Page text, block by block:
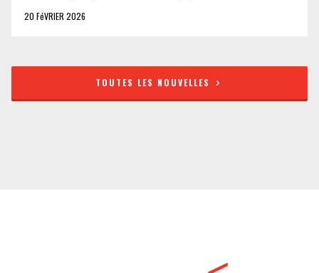
20 FéVRIER 2026
TOUTES LES NOUVELLES